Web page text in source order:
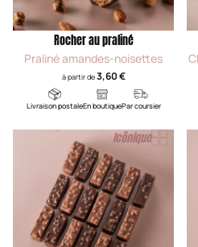
Rocher au praliné
Praliné amandes-noisettes
à partir de3,60 €
Livraison postaleEn boutiquePar coursier
Icônique